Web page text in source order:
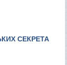
СЕКРЕТА